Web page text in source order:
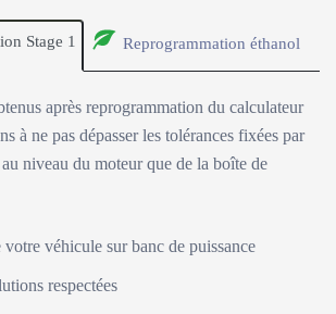
Stage 1 Reprogrammation éthanol
après reprogrammation du calculateur
à ne pas dépasser les tolérances fixées par
niveau du moteur que de la boîte de
véhicule sur banc de puissance
respectées